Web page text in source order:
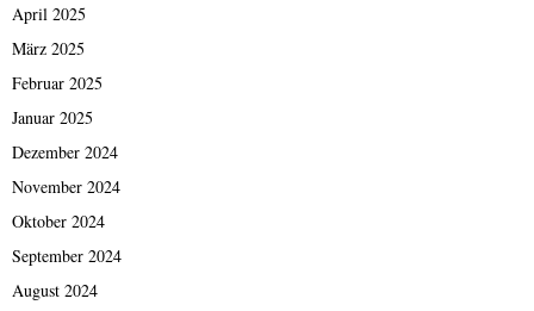
April 2025
März 2025
Februar 2025
Januar 2025
Dezember 2024
November 2024
Oktober 2024
September 2024
August 2024